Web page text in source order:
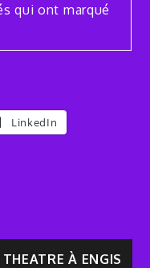
qui ont marqué
LinkedIn
À ENGIS